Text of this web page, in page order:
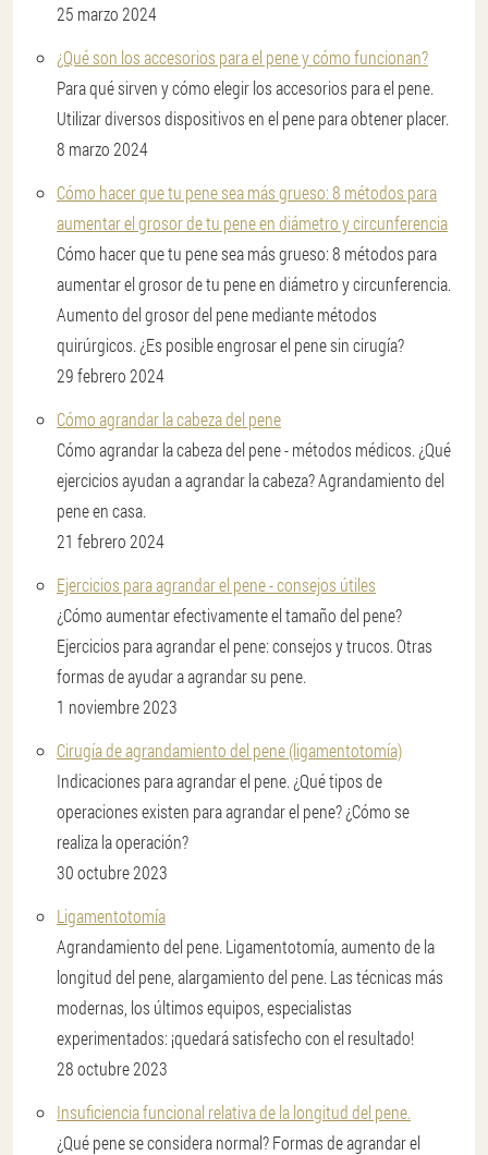
25 marzo 2024
¿Qué son los accesorios para el pene y cómo funcionan?
Para qué sirven y cómo elegir los accesorios para el pene.
Utilizar diversos dispositivos en el pene para obtener placer.
8 marzo 2024
Cómo hacer que tu pene sea más grueso: 8 métodos para
aumentar el grosor de tu pene en diámetro y circunferencia
Cómo hacer que tu pene sea más grueso: 8 métodos para
aumentar el grosor de tu pene en diámetro y circunferencia.
Aumento del grosor del pene mediante métodos
quirúrgicos. ¿Es posible engrosar el pene sin cirugía?
29 febrero 2024
Cómo agrandar la cabeza del pene
Cómo agrandar la cabeza del pene - métodos médicos. ¿Qué
ejercicios ayudan a agrandar la cabeza? Agrandamiento del
pene en casa.
21 febrero 2024
Ejercicios para agrandar el pene - consejos útiles
¿Cómo aumentar efectivamente el tamaño del pene?
Ejercicios para agrandar el pene: consejos y trucos. Otras
formas de ayudar a agrandar su pene.
1 noviembre 2023
Cirugía de agrandamiento del pene (ligamentotomía)
Indicaciones para agrandar el pene. ¿Qué tipos de
operaciones existen para agrandar el pene? ¿Cómo se
realiza la operación?
30 octubre 2023
Ligamentotomía
Agrandamiento del pene. Ligamentotomía, aumento de la
longitud del pene, alargamiento del pene. Las técnicas más
modernas, los últimos equipos, especialistas
experimentados: ¡quedará satisfecho con el resultado!
28 octubre 2023
Insuficiencia funcional relativa de la longitud del pene.
¿Qué pene se considera normal? Formas de agrandar el